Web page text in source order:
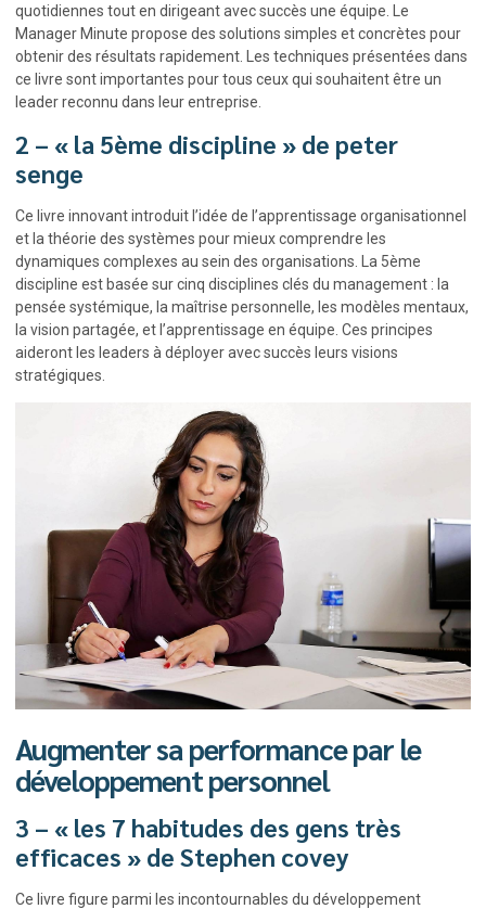
quotidiennes tout en dirigeant avec succès une équipe. Le
Manager Minute propose des solutions simples et concrètes pour
obtenir des résultats rapidement. Les techniques présentées dans
ce livre sont importantes pour tous ceux qui souhaitent être un
leader reconnu dans leur entreprise.
2 – « la 5ème discipline » de peter
senge
Ce livre innovant introduit l’idée de l’apprentissage organisationnel
et la théorie des systèmes pour mieux comprendre les
dynamiques complexes au sein des organisations. La 5ème
discipline est basée sur cinq disciplines clés du management : la
pensée systémique, la maîtrise personnelle, les modèles mentaux,
la vision partagée, et l’apprentissage en équipe. Ces principes
aideront les leaders à déployer avec succès leurs visions
stratégiques.
Augmenter sa performance par le
développement personnel
3 – « les 7 habitudes des gens très
efficaces » de Stephen covey
Ce livre figure parmi les incontournables du développement